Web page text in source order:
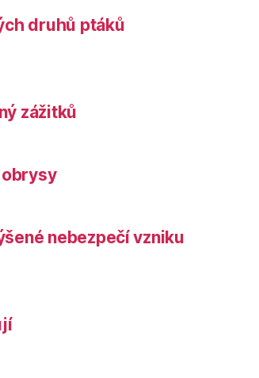
druhů ptáků
zážitků
nebezpečí vzniku